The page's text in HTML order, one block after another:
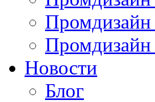
Промдизайн
Новости
Блог